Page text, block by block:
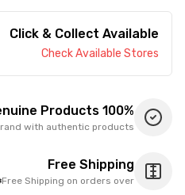
Click & Collect Available
Check Available Stores
100% Genuine Products
with authentic products
Free Shipping
Free Shipping on orders over